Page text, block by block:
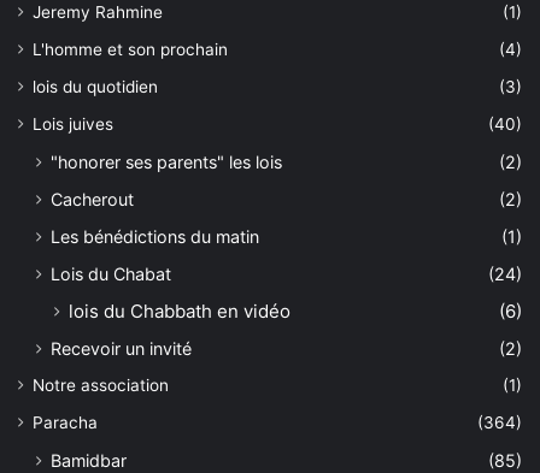
Jeremy Rahmine
(1)
L'homme et son prochain
(4)
lois du quotidien
(3)
Lois juives
(40)
"honorer ses parents" les lois
(2)
Cacherout
(2)
Les bénédictions du matin
(1)
Lois du Chabat
(24)
lois du Chabbath en vidéo (6)
Recevoir un invité (2)
Notre association
(1)
Paracha
(364)
Bamidbar (85)